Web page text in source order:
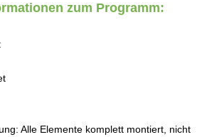
zum Programm:
Alle Elemente komplett montiert, nicht